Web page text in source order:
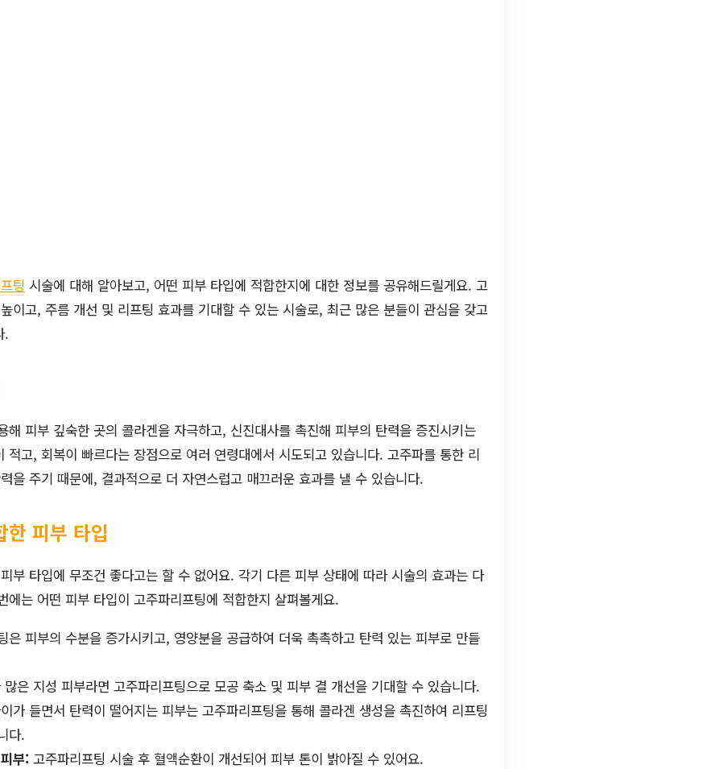
팅 시술에 대해 알아보고, 어떤 피부 타입에 적합한지에 대한 정보를 공유해드릴게요. 고
이고, 주름 개선 및 리프팅 효과를 기대할 수 있는 시술로, 최근 많은 분들이 관심을 갖고
.
해 피부 깊숙한 곳의 콜라겐을 자극하고, 신진대사를 촉진해 피부의 탄력을 증진시키는
적고, 회복이 빠르다는 장점으로 여러 연령대에서 시도되고 있습니다. 고주파를 통한 리
을 주기 때문에, 결과적으로 더 자연스럽고 매끄러운 효과를 낼 수 있습니다.
한 피부 타입
부 타입에 무조건 좋다고는 할 수 없어요. 각기 다른 피부 상태에 따라 시술의 효과는 다
에는 어떤 피부 타입이 고주파리프팅에 적합한지 살펴볼게요.
은 피부의 수분을 증가시키고, 영양분을 공급하여 더욱 촉촉하고 탄력 있는 피부로 만들
많은 지성 피부라면 고주파리프팅으로 모공 축소 및 피부 결 개선을 기대할 수 있습니다.
가 들면서 탄력이 떨어지는 피부는 고주파리프팅을 통해 콜라겐 생성을 촉진하여 리프팅
다.
부: 고주파리프팅 시술 후 혈액순환이 개선되어 피부 톤이 밝아질 수 있어요.